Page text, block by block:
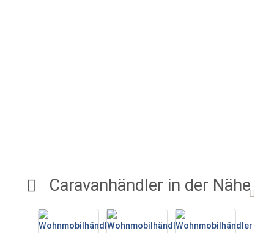
Caravanhändler in der Nähe